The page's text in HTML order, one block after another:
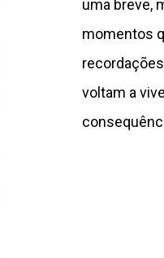
uma breve,
momentos
voltam a